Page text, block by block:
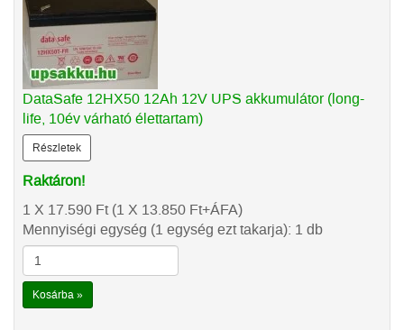
DataSafe 12HX50 12Ah 12V UPS akkumulátor (long-
life, 10év várható élettartam)
Részletek
Raktáron!
1 X 17.590 Ft(1 X 13.850 Ft+ÁFA)
Mennyiségi egység (1 egység ezt takarja): 1 db
Kosárba »